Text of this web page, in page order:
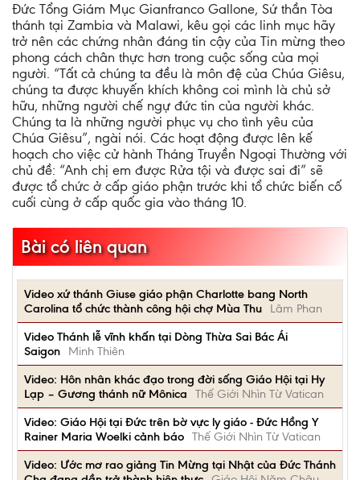
Đức Tổng Giám Mục Gianfranco Gallone, Sứ thần Tòa
thánh tại Zambia và Malawi, kêu gọi các linh mục hãy
trở nên các chứng nhân đáng tin cậy của Tin mừng theo
phong cách chân thực hơn trong cuộc sống của mọi
người. “Tất cả chúng ta đều là môn đệ của Chúa Giêsu,
chúng ta được khuyến khích không coi mình là chủ sở
hữu, những người chế ngự đức tin của người khác.
Chúng ta là những người phục vụ cho tình yêu của
Chúa Giêsu”, ngài nói. Các hoạt động được lên kế
hoạch cho việc cử hành Tháng Truyền Ngoại Thường với
chủ đề: “Anh chị em được Rửa tội và được sai đi” sẽ
được tổ chức ở cấp giáo phận trước khi tổ chức biến cố
cuối cùng ở cấp quốc gia vào tháng 10.
Bài có liên quan
Video xứ thánh Giuse giáo phận Charlotte bang North
Carolina tổ chức thành công hội chợ Mùa Thu
Lâm Phan
Video Thánh lễ vĩnh khấn tại Dòng Thừa Sai Bác Ái
Saigon
Minh Thiên
Video: Hôn nhân khác đạo trong đời sống Giáo Hội tại Hy
Lạp – Gương thánh nữ Mônica
Thế Giới Nhìn Từ Vatican
Video: Giáo Hội tại Đức trên bờ vực ly giáo - Đức Hồng Y
Rainer Maria Woelki cảnh báo Thế Giới Nhìn Từ Vatican
Video: Ước mơ rao giảng Tin Mừng tại Nhật của Đức Thánh